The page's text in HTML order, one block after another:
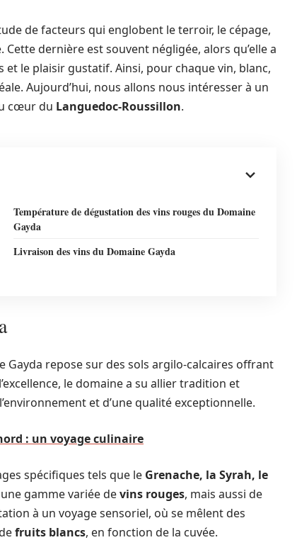
de facteurs qui englobent le terroir, le cépage,
dernière est souvent négligée, alors qu’elle a
le plaisir gustatif. Ainsi, pour chaque vin, blanc,
Aujourd’hui, nous allons nous intéresser à un
cœur du Languedoc-Roussillon.
Température de dégustation des vins rouges du Domaine
Gayda
Livraison des vins du Domaine Gayda
Gayda repose sur des sols argilo-calcaires offrant
le domaine a su allier tradition et
et d’une qualité exceptionnelle.
: un voyage culinaire
spécifiques tels que le Grenache, la Syrah, le
gamme variée devins rouges, mais aussi de
à un voyage sensoriel, où se mêlent des
fruits blancs, en fonction de la cuvée.